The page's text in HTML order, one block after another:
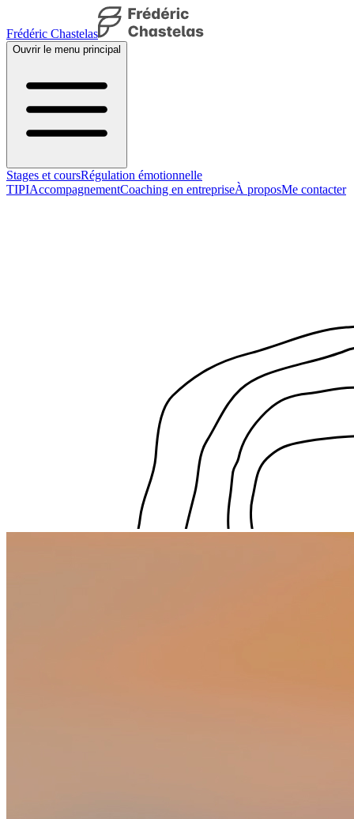
Frédéric Chastelas
Ouvrir le menu principal
Stages et coursRégulation émotionnelle
TIPIAccompagnementCoaching en entrepriseÀ proposMe contacter